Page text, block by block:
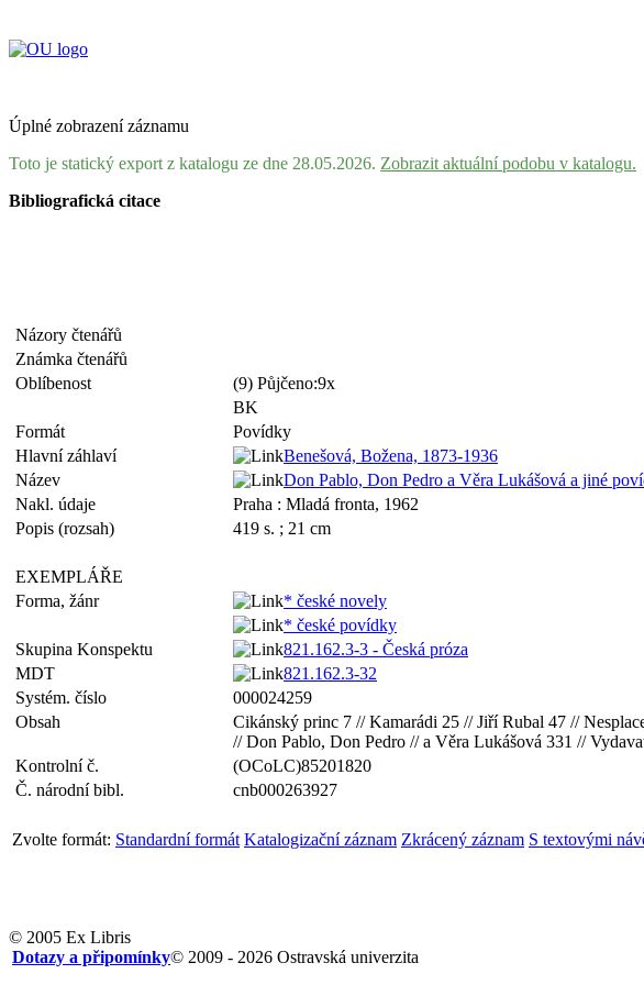
Úplné zobrazení záznamu
Toto je statický export z katalogu ze dne 28.05.2026. Zobrazit aktuální podobu v katalogu.
Bibliografická citace
Názory čtenářů
Známka čtenářů
Oblíbenost
(9) Půjčeno:9x
BK
Formát
Povídky
Hlavní záhlaví
Benešová, Božena, 1873-1936
Název
Don Pablo, Don Pedro a Věra Lukášová a jiné
Nakl. údaje
Praha : Mladá fronta, 1962
Popis (rozsah)
419 s. ; 21 cm
EXEMPLÁŘE
Forma, žánr
* české novely
* české povídky
Skupina Konspektu
821.162.3-3 - Česká próza
MDT
821.162.3-32
Systém. číslo
000024259
Obsah
Cikánský princ 7 // Kamarádi 25 // Jiří Rubal 47 //
// Don Pablo, Don Pedro // a Věra Lukášová 331 //
Kontrolní č.
(OCoLC)85201820
Č. národní bibl.
cnb000263927
Zvolte formát: Standardní formát Katalogizační záznam Zkrácený záznam S textovými
© 2005 Ex Libris
© 2009 - 2026 Ostravská univerzita
Dotazy a připomínky